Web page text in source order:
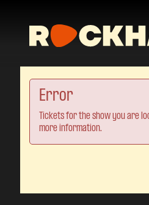
Error
Tickets for the show you are
more information.